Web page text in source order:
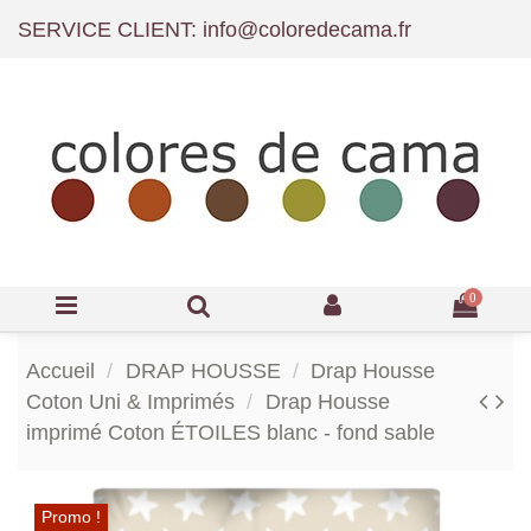
SERVICE CLIENT: info@coloredecama.fr
0
Accueil DRAP HOUSSE
Drap Housse
Coton Uni & Imprimés
Drap Housse
imprimé Coton ÉTOILES blanc - fond sable
Promo !